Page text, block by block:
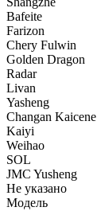
Bafeite
Farizon
Chery Fulwin
Golden Dragon
Radar
Livan
Yasheng
Changan Kaicene
Kaiyi
Weihao
SOL
JMC Yusheng
Не указано
Модель